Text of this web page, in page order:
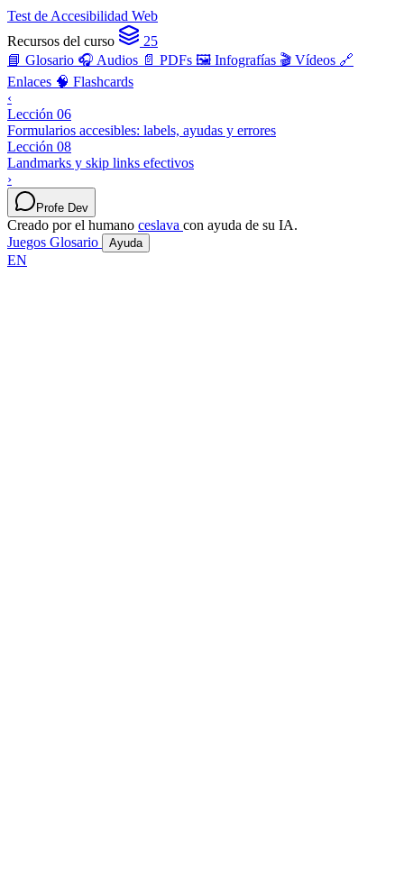
Test de Accesibilidad Web
Recursos del curso
25
📘 Glosario 🎧 Audios 📄 PDFs 🖼️ Infografías 🎬 Vídeos 🔗
Enlaces 🧠 Flashcards
‹
Lección 06
Formularios accesibles: labels, ayudas y errores
Lección 08
Landmarks y skip links efectivos
›
Profe Dev
Creado por el humano ceslava con ayuda de su IA.
Juegos Glosario Ayuda
EN